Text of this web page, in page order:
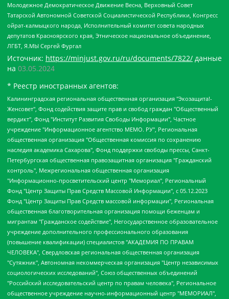
Молодежное Демократическое Движение Весна, Верховный Совет
Татарской Автономной Советской Социалистической Республики, Конгресс
ойрат-калмыцкого народа, Исполнительный комитет совета народных
депутатов Красноярского края, Этническое национальное объединение,
ЛГБТ, Я.МЫ Сергей Фургал
Источник: https://minjust.gov.ru/ru/documents/7822/ данные
на 03.05.2024
* Реестр иностранных агентов:
Калининградская региональная общественная организация "Экозащита!-Женсовет", Фонд содействия защите прав и свобод граждан "Общественный вердикт", Фонд "Институт Развития Свободы Информации", Частное учреждение "Информационное агентство МЕМО. РУ", Региональная общественная организация "Общественная комиссия по сохранению наследия академика Сахарова", Фонд поддержки свободы прессы, Санкт-Петербургская общественная правозащитная организация "Гражданский контроль", Межрегиональная общественная организация "Информационно-просветительский центр "Мемориал", Региональный Фонд "Центр Защиты Прав Средств Массовой Информации", с 05.12.2023 Фонд "Центр Защиты Прав Средств массовой информации", Региональная общественная благотворительная организация помощи беженцам и мигрантам "Гражданское содействие", Негосударственное образовательное учреждение дополнительного профессионального образования (повышение квалификации) специалистов "АКАДЕМИЯ ПО ПРАВАМ ЧЕЛОВЕКА", Свердловская региональная общественная организация "Сутяжник", Автономная некоммерческая организация "Центр независимых социологических исследований", Союз общественных объединений "Российский исследовательский центр по правам человека", Региональное общественное учреждение научно-информационный центр "МЕМОРИАЛ", Некоммерческая организация "Фонд защиты гласности", Автономная некоммерческая организация "Институт прав человека", Городская общественная организация "Екатеринбургское общество "МЕМОРИАЛ", Городская общественная организация "Рязанское историко-просветительское и правозащитное общество "Мемориал" (Рязанский Мемориал), Челябинский региональный орган общественной самодеятельности – женское общественное объединение "Женщины Евразии", Челябинский региональный орган общественной самодеятельности "Уральская правозащитная группа", Фонд содействия защите здоровья и социальной справедливости имени Андрея Рылькова, Автономная Некоммерческая Организация "Аналитический Центр Юрия Левады", Автономная некоммерческая организация социальной поддержки населения "Проект Апрель", Региональная общественная организация помощи женщинам и детям, находящимся в кризисной ситуации "Информационно-методический центр "Анна", Фонд содействия развитию массовых коммуникаций и правовому просвещению "Так-так-Так", Фонд содействия устойчивому развитию "Серебряная тайга", Свердловский региональный общественный фонд социальных проектов "Новое время", "Idel.Реалии", Кавказ.Реалии, Крым.Реалии, Телеканал Настоящее Время, Татаро-башкирская служба Радио Свобода (Azatliq Radiosi), Радио Свободная Европа/Радио Свобода (PCE/PC), "Сибирь.Реалии", "Фактограф", Благотворительный фонд помощи осужденным и их семьям, Автономная некоммерческая организация "Институт глобализации и социальных движений", Фонд "В защиту прав заключенных", Частное учреждение "Центр поддержки и содействия развитию средств массовой информации", Пензенский региональный общественный благотворительный фонд "Гражданский союз", "Север.Реалии", Некоммерческая организация Фонд "Правовая инициатива", Общество с ограниченной ответственностью "Радио Свободная Европа/Радио Свобода", Чешское информационное агентство "MEDIUM-ORIENT", Красноярская региональная общественная организация "Мы против СПИДа", Камалягин Денис Николаевич, Маркелов Сергей Евгеньевич, Пономарев Лев Александрович, Савицкая Людмила Алексеевна, Автономная некоммерческая организация "Центр по работе с проблемой насилия "НАСИЛИЮ.НЕТ", Межрегиональный профессиональный союз работников здравоохранения "Альянс врачей", Юридическое лицо, зарегистрированное в Латвийской Республике, SIA "Medusa Project" (регистрационный номер 40103797863, дата регистрации 10.06.2014), Некоммерческая организация "Фонд по борьбе с коррупцией", Автономная некоммерческая организация "Институт права и публичной политики", Баданин Роман Сергеевич, Гликин Максим Александрович, Железнова Мария Михайловна, Лукьянова Юлия Сергеевна, Маетная Елизавета Витальевна, Маняхин Петр Борисович, Чуракова Ольга Владимировна, Ярош Юлия Петровна, Юридическое лицо "The Insider SIA", зарегистрированное в Риге, Латвийская Республика (дата регистрации 26.06.2015), являющееся администратором доменного имени интернет-издания "The Insider SIA", https://theins.ru, Постернак Алексей Евгеньевич, Рубин Михаил Аркадьевич, Анин Роман Александрович, Юридическое лицо Istories fonds, зарегистрированное в Латвийской Республике (регистрационный номер 50008295751, дата регистрации 24.02.2020), Великовский Дмитрий Александрович, Долинина Ирина Николаевна, Мароховская Алеся Алексеевна, Шлейнов Роман Юрьевич, Шмагун Олеся Валентиновна, Общество с ограниченной ответственностью "Альтаир 2021", Общество с ограниченной ответственностью "Вега 2021", Общество с ограниченной ответственностью "Главный редактор 2021", Общество с ограниченной ответственностью "Ромашки монолит", Важенков Артем Валерьевич, Ивановская областная общественная организация "Центр гендерных исследований", Гурман Юрий Альбертович, Медиапроект "ОВД-Инфо", Егоров Владимир Владимирович, Жилинский Владимир Александрович, Общество с ограниченной ответственностью "ЗП", Иванова София Юрьевна, Карезина Инна Павловна, Кильтау Екатерина Викторовна, Петров Алексей Викторович, Пискунов Сергей Евгеньевич, Смирнов Сергей Сергеевич, Тихонов Михаил Сергеевич, Общество с ограниченной ответственностью "ЖУРНАЛИСТ-ИНОСТРАННЫЙ АГЕНТ", Арапова Галина Юрьевна, Вольтская Татьяна Анатольевна, Американская компания "Mason G.E.S. Anonymous Foundation" (США), являющаяся владельцем интернет-издания https://mnews.world/, Компания "Stichting Bellingcat", зарегистрированная в Нидерландах (дата регистрации 11.07.2018), Захаров Андрей Вячеславович, Клепиковская Екатерина Дмитриевна, Общество с ограниченной ответственностью "МЕМО", Перл Роман Александрович, Симонов Евгений Алексеевич, Соловьева Елена Анатольевна, Сотников Даниил Владимирович, Сурначева Елизавета Дмитриевна, Автономная некоммерческая организация по защите прав человека и информированию населения "Якутия – Наше Мнение", Общество с ограниченной ответственностью "Москоу диджитал медиа", с 26.01.2023 Общество с ограниченной ответственностью "Чайка Белые сады", Ветошкина Валерия Валерьевна, Заговора Максим Александрович, Межрегиональное общественное движение "Российская ЛГБТ - сеть", Оленичев Максим Владимирович, Павлов Иван Юрьевич, Скворцова Елена Сергеевна, Общество с ограниченной ответственностью "Как бы инагент", Кочетков Игорь Викторович, Общество с ограниченной ответственностью "Честные выборы", Еланчик Олег Александрович, Общество с ограниченной ответственностью "Нобелевский призыв", Гималова Регина Эмилевна, Григорьев Андрей Валерьевич, Григорьева Алина Александровна, Ассоциация по содействию защите прав призывников, альтернативнослужащих и военнослужащих "Правозащитная группа "Гражданин.Армия.Право", Хисамова Регина Фаритовна, Автономная некоммерческая организация по реализации социально-правовых программ "Лилит", Дальневосточное общественное движение "Маяк", Санкт-Петербургская ЛГБТ-инициативная группа "Выход", Инициативная группа ЛГБТ+ "Реверс", Алексеев Андрей Викторович, Бекбулатова Таисия Львовна, Беляев Иван Михайлович, Владыкина Елена Сергеевна, Гельман Марат Александрович, Никульшина Вероника Юрьевна, Толоконникова Надежда Андреевна, Шендерович Виктор Анатольевич, Общество с ограниченной ответственностью "Данное сообщение", Общество с ограниченной ответственностью Издательский дом "Новая глава", Айнбиндер Александра Александровна, Московский комьюнити-центр для ЛГБТ+инициатив, Благотворительный фонд развития филантропии, Deutsche Welle (Германия, Kurt-Schumacher-Strasse 3, 53113 Bonn), Борзунова Мария Михайловна, Воробьев Виктор Викторович, Голубева Анна Львовна, Константинова Алла Михайловна, Малкова Ирина Владимировна, Мурадов Мурад Абдулгалимович, Осетинская Елизавета Николаевна, Понасенков Евгений Николаевич, Ганапольский Матвей Юрьевич, Киселев Евгений Алексеевич, Борухович Ирина Григорьевна, Дремин Иван Тимофеевич, Дубровский Дмитрий Викторович, Красноярская региональная общественная организация поддержки и развития альтернативных образовательных технологий и межкультурных коммуникаций "ИНТЕРРА", Маяковская Екатерина Алексеевна, Фейгин Марк Захарович, Филимонов Андрей Викторович, Дзугкоева Регина Николаевна, Доброхотов Роман Александрович, Дудь Юрий Александрович, Елкин Сергей Владимирович, Кругликов Кирилл Игоревич, Сабунаева Мария Леонидовна, Семенов Алексей Владимирович, Шаинян Карен Багратович, Шульман Екатерина Михайловна, Асафьев Артур Валерьевич, Вахштайн Виктор Семенович, Венедиктов Алексей Алексеевич, Лушникова Екатерина Евгеньевна, Волков Леонид Михайлович, Невзоров Александр Глебович, Пархоменко Сергей Борисович, Сироткин Ярослав Николаевич, Кара-Мурза Владимир Владимирович, Баранова Наталья Владимировна, Гозман Леонид Яковлевич, Кагарлицкий Борис Юльевич, Климарев Михаил Валерьевич, Милов Владимир Станиславович, Автономная некоммерческая организация Краснодарский центр современного искусства "Типография", Моргенштерн Алишер Тагирович, Соболь Любовь Эдуардовна, Общество с ограниченной ответственностью "ЛИЗА НОРМ", Каспаров Гарри Кимович, Ходорковский Михаил Борисович, Общество с ограниченной ответственностью "Апрельские тезисы", Данилович Ирина Брониславовна, Кашин Олег Владимирович, Петров Николай Владимирович, Пивоваров Алексей Владимирович, Соколов Михаил Владимирович, Цветкова Юлия Владимировна, Чичваркин Евгений Александрович, Комитет против пыток/Команда против пыток, Общество с ограниченной ответственностью "Первый научный", Общество с ограниченной ответственностью "Вертолет и ко", Белоцерковская Вероника Борисовна, Кац Максим Евгеньевич, Лазарева Татьяна Юрьевна, Шаведдинов Руслан Табризович, Яшин Илья Валерьевич, Общество с ограниченной ответственностью "Иноагент ААВ", Алешковский Дмитрий Петрович, Альбац Евгения Марковна, Быков Дмитрий Львович, Галямина Юлия Евгеньевна, Лойко Сергей Леонидович, Мартынов Кирилл Константинович, Медведев Сергей Александрович, Крашенинников Федор Геннадиевич, Гордеева Катерина Вл